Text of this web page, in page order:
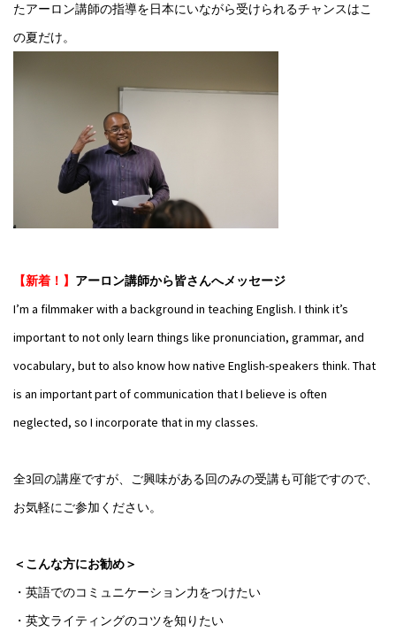
たアーロン講師の指導を日本にいながら受けられるチャンスはこ
の夏だけ。
【新着！】 アーロン講師から皆さんへメッセージ
I’m a filmmaker with a background in teaching English. I think it’s
important to not only learn things like pronunciation, grammar, and
vocabulary, but to also know how native English-speakers think. That
is an important part of communication that I believe is often
neglected, so I incorporate that in my classes.
全3回の講座ですが、ご興味がある回のみの受講も可能ですので、
お気軽にご参加ください。
＜こんな方にお勧め＞
・英語でのコミュニケーション力をつけたい
・英文ライティングのコツを知りたい